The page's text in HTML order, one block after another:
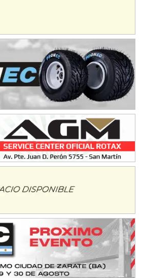
DE E-KART.COM.AR
6
(Asfalto)